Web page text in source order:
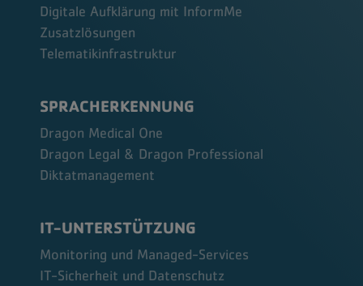
Digitale Aufklärung mit InformMe
Zusatzlösungen
Telematikinfrastruktur
SPRACHERKENNUNG
Dragon Medical One
Dragon Legal & Dragon Professional
Diktatmanagement
IT-UNTERSTÜTZUNG
Monitoring und Managed-Services
IT-Sicherheit und Datenschutz